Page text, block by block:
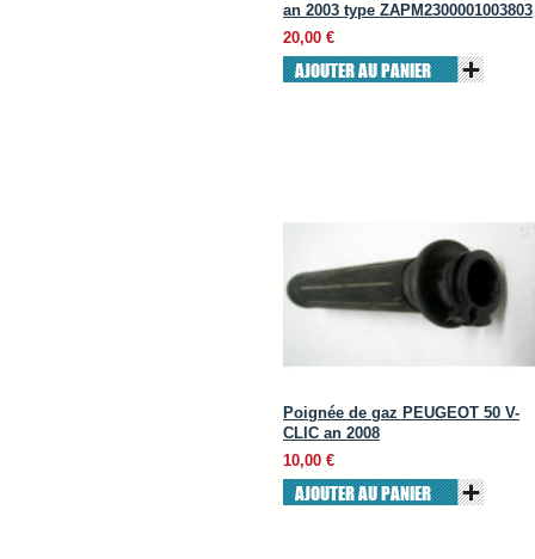
an 2003 type ZAPM2300001003803
20,00 €
AJOUTER AU PANIER
Poignée de gaz PEUGEOT 50 V-
CLIC an 2008
10,00 €
AJOUTER AU PANIER